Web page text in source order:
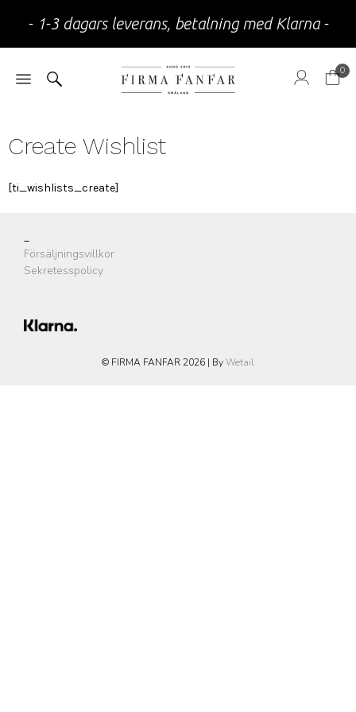
- 1-3 dagars leverans, betalning med Klarna -
0
Create Wishlist
[ti_wishlists_create]
_
Försäljningsvillkor
Sekretesspolicy
© FIRMA FANFAR 2026 | ByWetail